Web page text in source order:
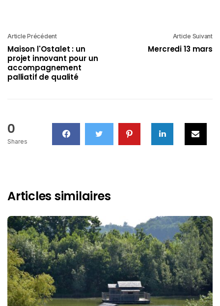
Article Précédent
Maison l'Ostalet : un
projet innovant pour un
accompagnement
palliatif de qualité
Article Suivant
Mercredi 13 mars
0
Shares
Articles similaires